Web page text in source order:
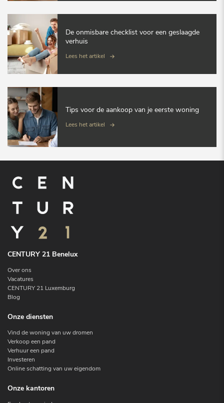
De onmisbare checklist voor een geslaagde
verhuis
Lees het artikel
Tips voor de aankoop van je eerste woning
Lees het artikel
CENTURY 21 Benelux
Over ons
Vacatures
CENTURY 21 Luxemburg
Blog
Onze diensten
Vind de woning van uw dromen
Verkoop een pand
Verhuur een pand
Investeren
Online schatting van uw eigendom
Onze kantoren